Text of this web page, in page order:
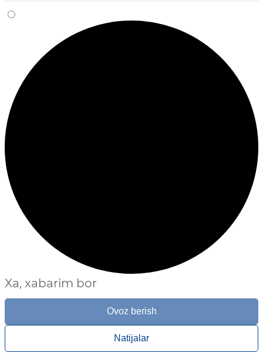
Xa, xabarim bor
Ovoz berish
Natijalar